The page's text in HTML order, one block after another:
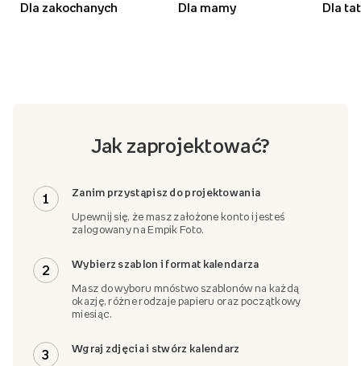
Dla zakochanych Dla mamy Dla
Jak zaprojektować?
1 Zanim przystąpisz do projektowania
Upewnij się, że masz założone konto i jesteś
zalogowany na Empik Foto.
2 Wybierz szablon i format kalendarza
Masz do wyboru mnóstwo szablonów na każdą
okazję, różne rodzaje papieru oraz początkowy
miesiąc.
3 Wgraj zdjęcia i stwórz kalendarz